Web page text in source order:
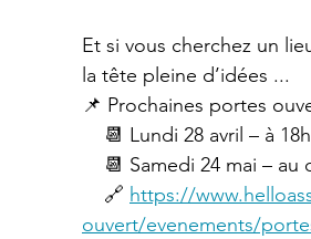
Et si vous cherchez un
la tête pleine d’idées ...
📌 Prochaines portes
📆 Lundi 28 avril – à
📆 Samedi 24 mai –
    🔗
https://
ouvert/evenements/